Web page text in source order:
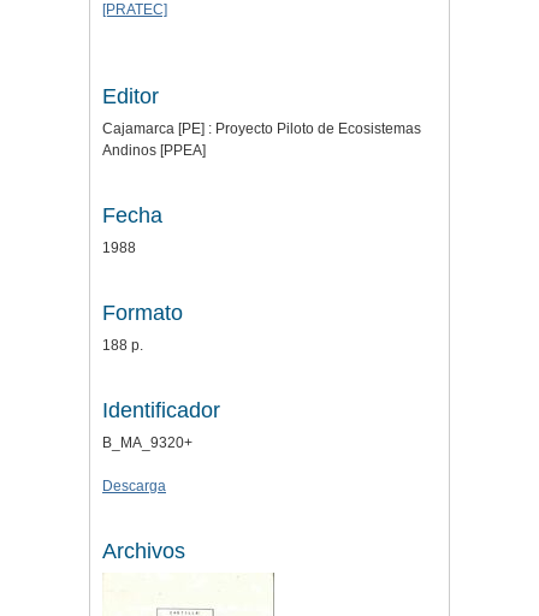
[PRATEC]
Editor
Cajamarca [PE] : Proyecto Piloto de Ecosistemas
Andinos [PPEA]
Fecha
1988
Formato
188 p.
Identificador
B_MA_9320+
Descarga
Archivos